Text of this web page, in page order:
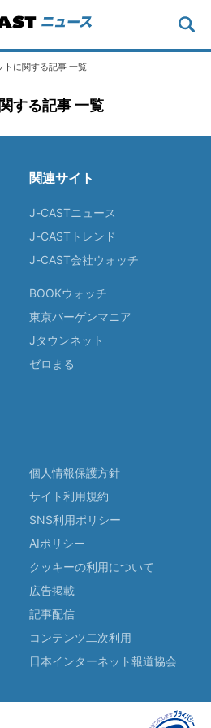
トに関する記事 一覧
する記事 一覧
関連サイト
J-CASTニュース
J-CASTトレンド
J-CAST会社ウォッチ
BOOKウォッチ
東京バーゲンマニア
Jタウンネット
ゼロまる
個人情報保護方針
サイト利用規約
SNS利用ポリシー
AIポリシー
クッキーの利用について
広告掲載
記事配信
コンテンツ二次利用
日本インターネット報道協会